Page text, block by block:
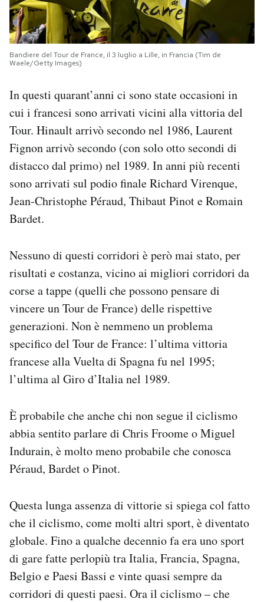
Bandiere del Tour de France, il 3 luglio a Lille, in Francia (Tim de
Waele/Getty Images)
In questi quarant’anni ci sono state occasioni in
cui i francesi sono arrivati vicini alla vittoria del
Tour. Hinault arrivò secondo nel 1986, Laurent
Fignon arrivò secondo (con solo otto secondi di
distacco dal primo) nel 1989. In anni più recenti
sono arrivati sul podio finale Richard Virenque,
Jean-Christophe Péraud, Thibaut Pinot e Romain
Bardet.
Nessuno di questi corridori è però mai stato, per
risultati e costanza, vicino ai migliori corridori da
corse a tappe (quelli che possono pensare di
vincere un Tour de France) delle rispettive
generazioni. Non è nemmeno un problema
specifico del Tour de France: l’ultima vittoria
francese alla Vuelta di Spagna fu nel 1995;
l’ultima al Giro d’Italia nel 1989.
È probabile che anche chi non segue il ciclismo
abbia sentito parlare di Chris Froome o Miguel
Indurain, è molto meno probabile che conosca
Péraud, Bardet o Pinot.
Questa lunga assenza di vittorie si spiega col fatto
che il ciclismo, come molti altri sport, è diventato
globale. Fino a qualche decennio fa era uno sport
di gare fatte perlopiù tra Italia, Francia, Spagna,
Belgio e Paesi Bassi e vinte quasi sempre da
corridori di questi paesi. Ora il ciclismo – che